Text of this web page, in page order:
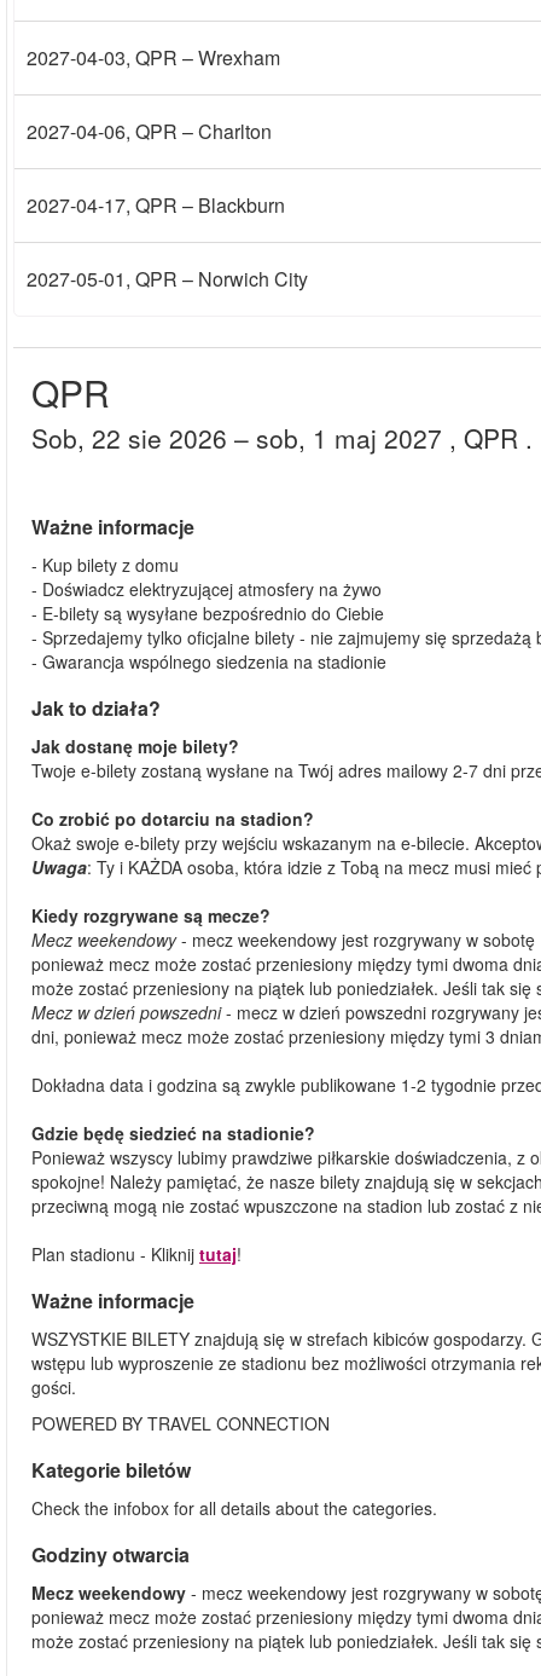
2027-04-03, QPR – Wrexham
2027-04-06, QPR – Charlton
2027-04-17, QPR – Blackburn
2027-05-01, QPR – Norwich City
QPR
sob, 22 sie 2026 – sob, 1 maj 2027 , QPR .
Ważne informacje
- Kup bilety z domu
- Doświadcz elektryzującej atmosfery na żywo
- E-bilety są wysyłane bezpośrednio do Ciebie
- Sprzedajemy tylko oficjalne bilety - nie zajmujemy się sprzedażą
- Gwarancja wspólnego siedzenia na stadionie
Jak to działa?
Jak dostanę moje bilety?
Twoje e-bilety zostaną wysłane na Twój adres mailowy 2-7 dni
Co zrobić po dotarciu na stadion?
Okaż swoje e-bilety przy wejściu wskazanym na e-bilecie.
Uwaga: Ty i KAŻDA osoba, która idzie z Tobą na mecz musi
Kiedy rozgrywane są mecze?
Mecz weekendowy- mecz weekendowy jest rozgrywany w
ponieważ mecz może zostać przeniesiony między tymi dwoma
może zostać przeniesiony na piątek lub poniedziałek. Jeśli tak
Mecz w dzień powszedni- mecz w dzień powszedni rozgrywany
dni, ponieważ mecz może zostać przeniesiony między tymi 3
Dokładna data i godzina są zwykle publikowane 1-2 tygodnie
Gdzie będę siedzieć na stadionie?
Ponieważ wszyscy lubimy prawdziwe piłkarskie doświadczenia,
spokojne! Należy pamiętać, że nasze bilety znajdują się w
przeciwną mogą nie zostać wpuszczone na stadion lub zostać z
Plan stadionu - Kliknij tutaj!
Ważne informacje
WSZYSTKIE BILETY znajdują się w strefach kibiców
wstępu lub wyproszenie ze stadionu bez możliwości otrzymania
gości.
POWERED BY TRAVEL CONNECTION
Kategorie biletów
Check the infobox for all details about the categories.
Godziny otwarcia
Mecz weekendowy - mecz weekendowy jest rozgrywany w
ponieważ mecz może zostać przeniesiony między tymi dwoma
może zostać przeniesiony na piątek lub poniedziałek. Jeśli tak